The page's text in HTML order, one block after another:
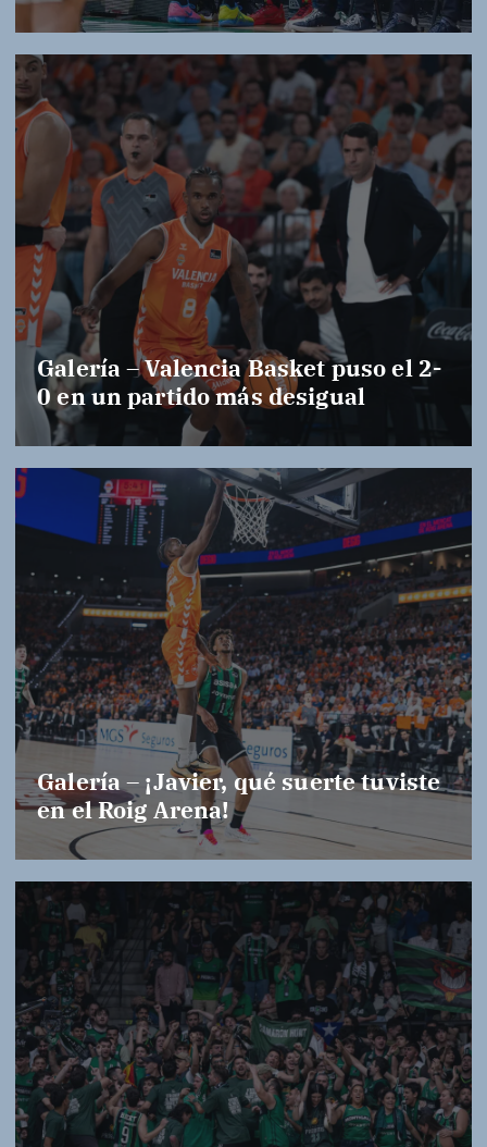
Galería – Valencia Basket puso el 2-
0 en un partido más desigual
Galería – ¡Javier, qué suerte tuviste
en el Roig Arena!